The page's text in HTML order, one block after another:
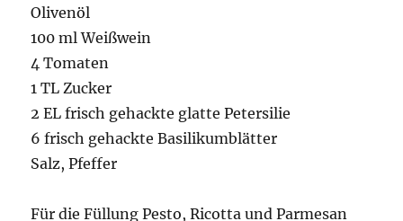
Olivenöl
100 ml Weißwein
4 Tomaten
1 TL Zucker
2 EL frisch gehackte glatte Petersilie
6 frisch gehackte Basilikumblätter
Salz, Pfeffer
Für die Füllung Pesto, Ricotta und Parmesan